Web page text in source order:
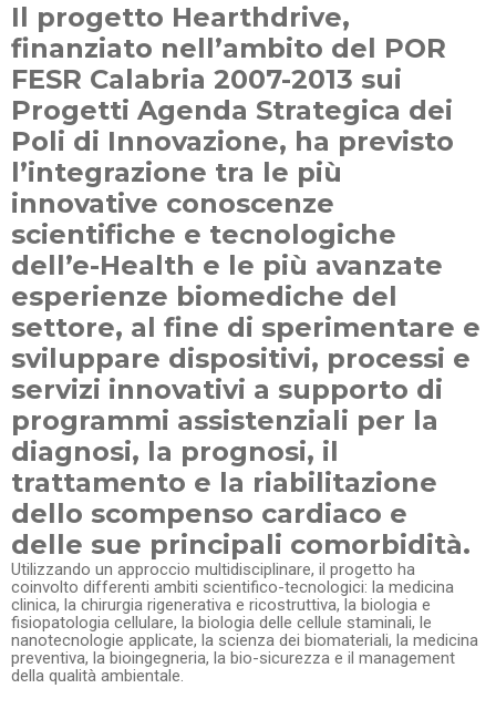
Il progetto Hearthdrive,
finanziato nell’ambito del POR
FESR Calabria 2007-2013 sui
Progetti Agenda Strategica dei
Poli di Innovazione, ha previsto
l’integrazione tra le più
innovative conoscenze
scientifiche e tecnologiche
dell’e-Health e le più avanzate
esperienze biomediche del
settore, al fine di sperimentare e
sviluppare dispositivi, processi e
servizi innovativi a supporto di
programmi assistenziali per la
diagnosi, la prognosi, il
trattamento e la riabilitazione
dello scompenso cardiaco e
delle sue principali comorbidità.
Utilizzando un approccio multidisciplinare, il progetto ha
coinvolto differenti ambiti scientifico-tecnologici: la medicina
clinica, la chirurgia rigenerativa e ricostruttiva, la biologia e
fisiopatologia cellulare, la biologia delle cellule staminali, le
nanotecnologie applicate, la scienza dei biomateriali, la medicina
preventiva, la bioingegneria, la bio-sicurezza e il management
della qualità ambientale.